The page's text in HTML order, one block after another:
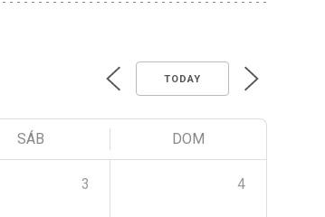
TODAY
SÁB DOM
3 4